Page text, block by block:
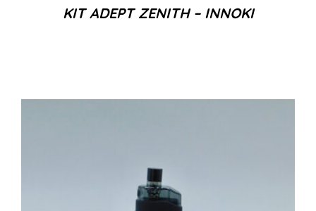
KIT ADEPT ZENITH – INNOKI